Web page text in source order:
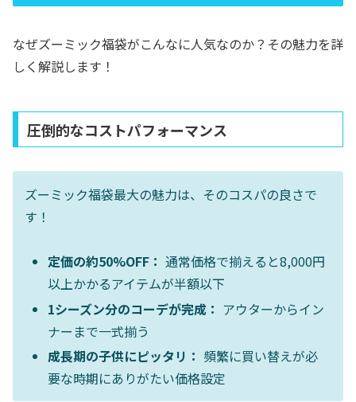
なぜズーミック福袋がこんなに人気なのか？その魅力を詳
しく解説します！
圧倒的なコストパフォーマンス
ズーミック福袋最大の魅力は、そのコスパの良さで
す！
定価の約50%OFF： 通常価格で揃えると8,000円
以上かかるアイテムが半額以下
1シーズン分のコーデが完成： アウターからイン
ナーまで一式揃う
成長期の子供にピッタリ： 頻繁に買い替えが必
要な時期にありがたい価格設定